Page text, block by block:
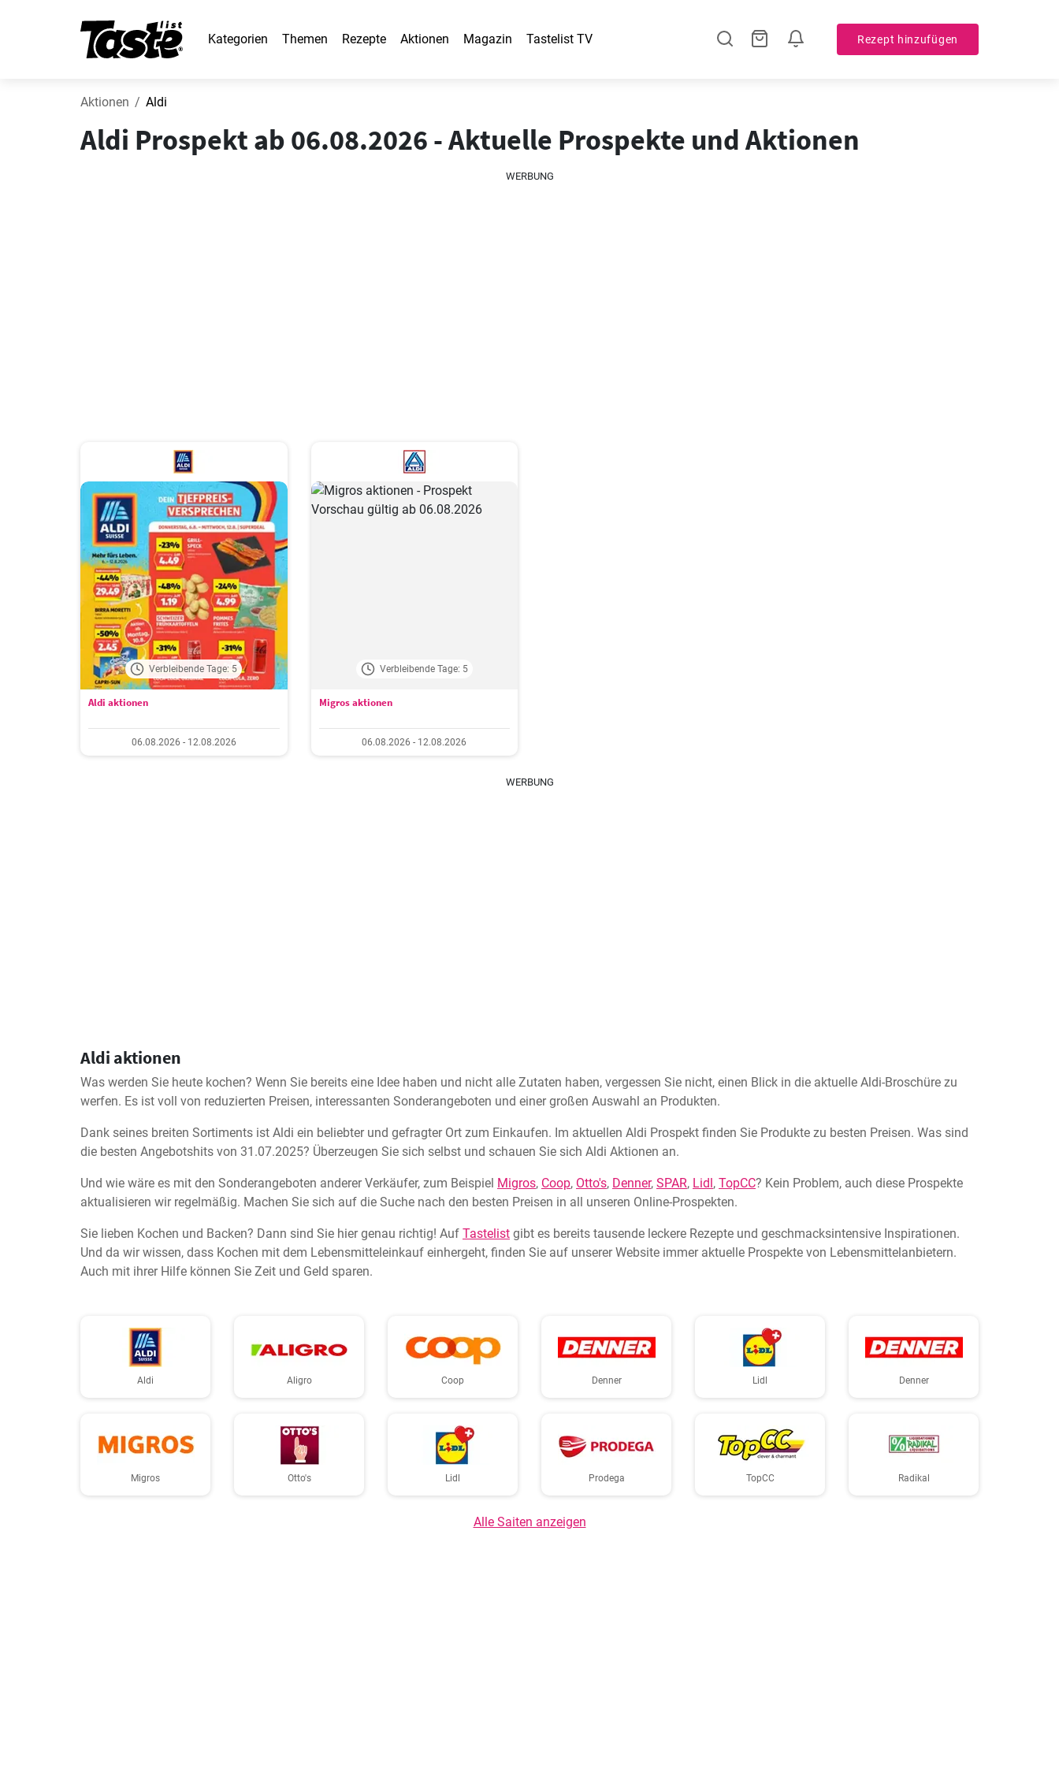
Kategorien Themen Rezepte Aktionen Magazin Tastelist TV Rezept hinzufügen
Aktionen Aldi
Aldi Prospekt ab 06.08.2026 - Aktuelle Prospekte und Aktionen
WERBUNG
Verbleibende Tage: 5
Aldi aktionen
06.08.2026 - 12.08.2026
Verbleibende Tage: 5
Migros aktionen
06.08.2026 - 12.08.2026
WERBUNG
Aldi aktionen
Was werden Sie heute kochen? Wenn Sie bereits eine Idee haben und nicht alle Zutaten haben, vergessen Sie nicht, einen Blick in die aktuelle Aldi-Broschüre zu
werfen. Es ist voll von reduzierten Preisen, interessanten Sonderangeboten und einer großen Auswahl an Produkten.
Dank seines breiten Sortiments ist Aldi ein beliebter und gefragter Ort zum Einkaufen. Im aktuellen Aldi Prospekt finden Sie Produkte zu besten Preisen. Was sind
die besten Angebotshits von 31.07.2025? Überzeugen Sie sich selbst und schauen Sie sich Aldi Aktionen an.
Und wie wäre es mit den Sonderangeboten anderer Verkäufer, zum Beispiel Migros, Coop, Otto's, Denner, SPAR, Lidl, TopCC? Kein Problem, auch diese Prospekte
aktualisieren wir regelmäßig. Machen Sie sich auf die Suche nach den besten Preisen in all unseren Online-Prospekten.
Sie lieben Kochen und Backen? Dann sind Sie hier genau richtig! Auf Tastelist gibt es bereits tausende leckere Rezepte und geschmacksintensive Inspirationen.
Und da wir wissen, dass Kochen mit dem Lebensmitteleinkauf einhergeht, finden Sie auf unserer Website immer aktuelle Prospekte von Lebensmittelanbietern.
Auch mit ihrer Hilfe können Sie Zeit und Geld sparen.
Aldi Aligro Coop Denner Lidl Denner
Migros Otto's Lidl Prodega TopCC Radikal
Alle Saiten anzeigen